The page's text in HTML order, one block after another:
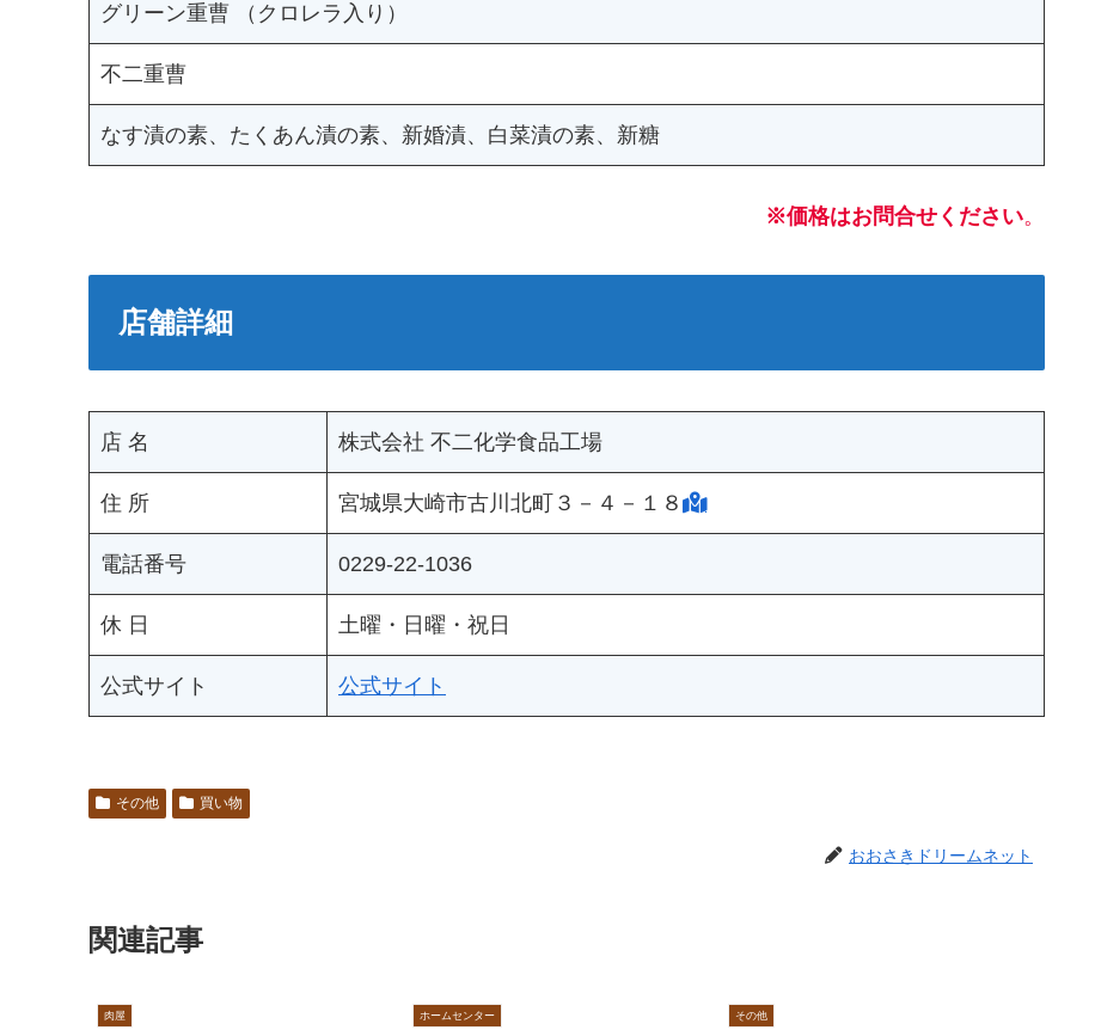
グリーン重曹 （クロレラ入り）
不二重曹
なす漬の素、たくあん漬の素、新婚漬、白菜漬の素、新糖
※価格はお問合せください。
店舗詳細
店 名 株式会社 不二化学食品工場
住 所 宮城県大崎市古川北町３－４－１８
電話番号 0229-22-1036
休 日 土曜・日曜・祝日
公式サイト 公式サイト
その他 買い物
おおさきドリームネット
関連記事
肉屋 ホームセンター その他